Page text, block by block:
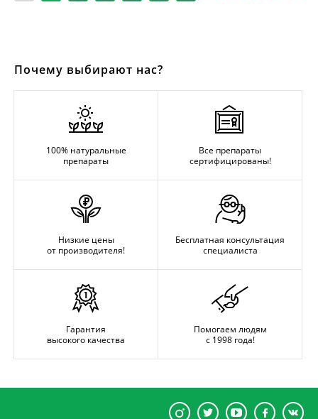
Почему выбирают нас?
100% натуральные
препараты
Все препараты
сертифицированы!
Низкие цены
от производителя!
Бесплатная консультация
специалиста
Гарантия
высокого качества
Помогаем людям
с 1998 года!